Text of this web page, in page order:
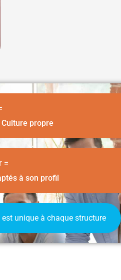
propre
=
à son profil
unique à chaque structure